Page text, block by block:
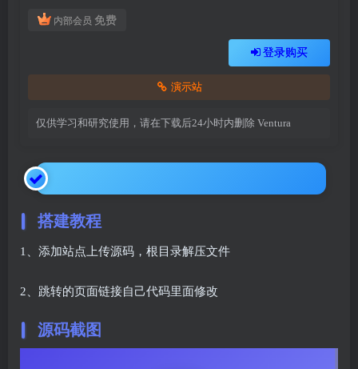
内部会员 免费
登录购买
演示站
仅供学习和研究使用，请在下载后24小时内删除 Ventura
搭建教程
1、添加站点上传源码，根目录解压文件
2、跳转的页面链接自己代码里面修改
源码截图